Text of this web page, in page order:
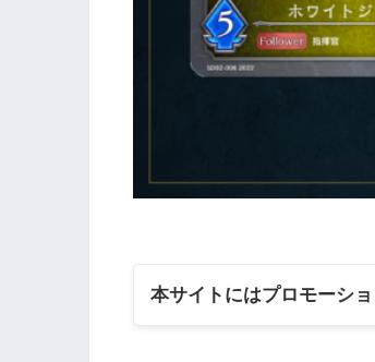
本サイトにはプロモーシ